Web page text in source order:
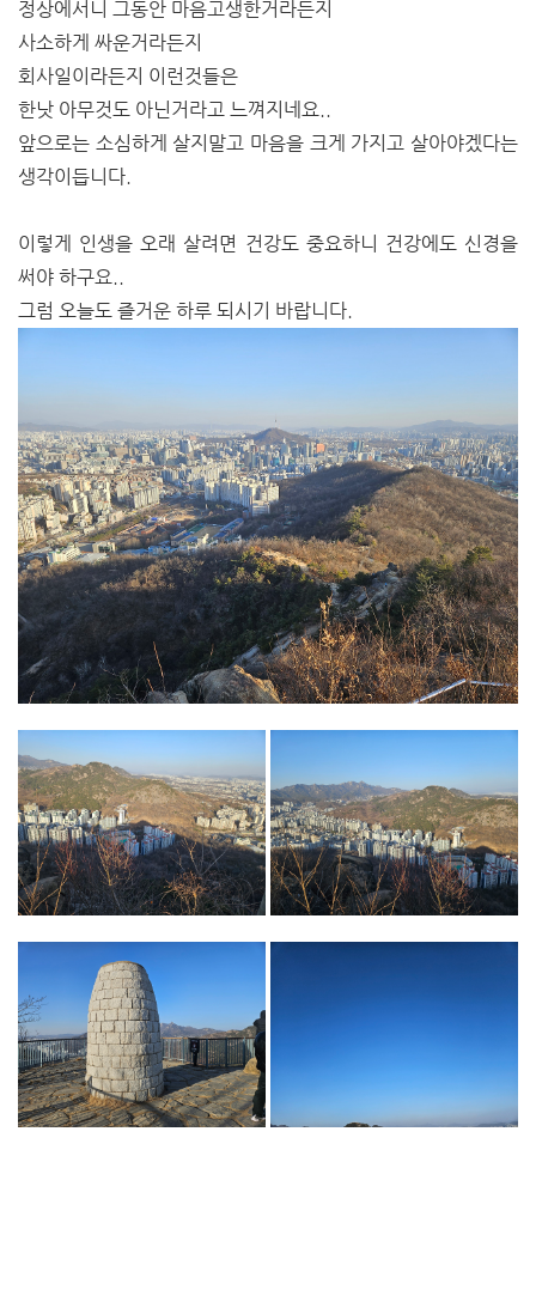
정상에서니 그동안 마음고생한거라든지
사소하게 싸운거라든지
회사일이라든지 이런것들은
한낫 아무것도 아닌거라고 느껴지네요..
앞으로는 소심하게 살지말고 마음을 크게 가지고 살아야겠다는
생각이듭니다.
이렇게 인생을 오래 살려면 건강도 중요하니 건강에도 신경을
써야 하구요..
그럼 오늘도 즐거운 하루 되시기 바랍니다.